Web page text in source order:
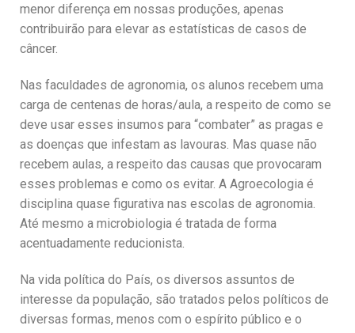
menor diferença em nossas produções, apenas
contribuirão para elevar as estatísticas de casos de
câncer.
Nas faculdades de agronomia, os alunos recebem uma
carga de centenas de horas/aula, a respeito de como se
deve usar esses insumos para “combater” as pragas e
as doenças que infestam as lavouras. Mas quase não
recebem aulas, a respeito das causas que provocaram
esses problemas e como os evitar. A Agroecologia é
disciplina quase figurativa nas escolas de agronomia.
Até mesmo a microbiologia é tratada de forma
acentuadamente reducionista.
Na vida política do País, os diversos assuntos de
interesse da população, são tratados pelos políticos de
diversas formas, menos com o espírito público e o